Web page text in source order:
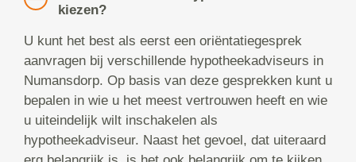
kiezen?
U kunt het best als eerst een oriëntatiegesprek
aanvragen bij verschillende hypotheekadviseurs in
Numansdorp. Op basis van deze gesprekken kunt u
bepalen in wie u het meest vertrouwen heeft en wie
u uiteindelijk wilt inschakelen als
hypotheekadviseur. Naast het gevoel, dat uiteraard